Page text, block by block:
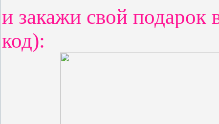
и закажи свой подарок
код):